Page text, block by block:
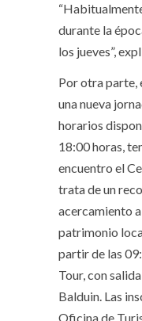
durante la
los jueves”,
Por otra parte,
una nueva
horarios
18:00 horas,
encuentro el
trata de un
acercamiento
patrimonio
partir de las
Tour, con
Balduin. Las
Oficina de